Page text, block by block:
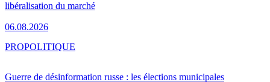
libéralisation du marché
06.08.2026
Guerre de désinformation russe : les élections municipales
PROPOLITIQUE